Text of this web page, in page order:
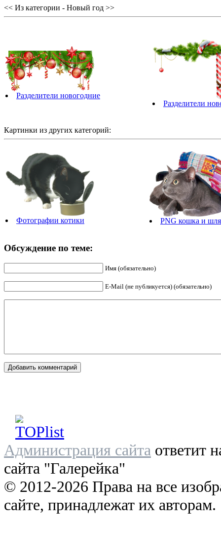
<< Из категории - Новый год >>
Разделители новогодние
Разделители
Картинки из других категорий:
Фотографии котики PNG кошка и
Обсуждение по теме:
Имя (обязательно)
E-Mail (не публикуется) (обязательно)
Администрация сайта ответит
сайта "Галерейка"
© 2012-2026 Права на все
сайте, принадлежат их авторам.